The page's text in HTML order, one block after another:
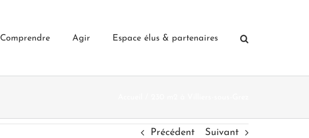
Comprendre Agir Espace élus & partenaires
Précédent Suivant